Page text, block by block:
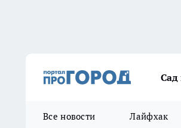
Сад
Все новости Лайфхак